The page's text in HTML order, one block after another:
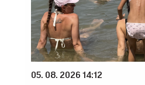
05. 08. 2026 14:12